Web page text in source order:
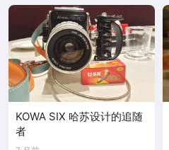
KOWA SIX 哈苏设计的追随
者